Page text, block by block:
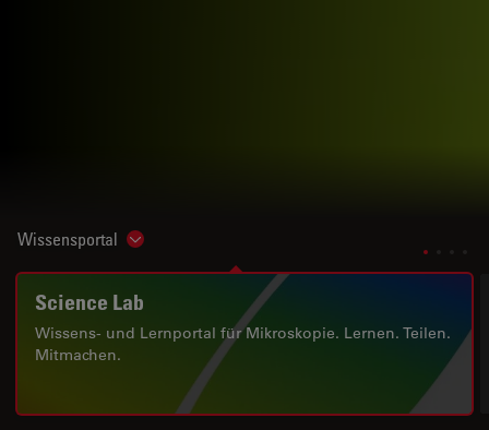
Wissensportal Show subnavigation
Science Lab
Wissens- und Lernportal für Mikroskopie. Lernen. Teilen.
Mitmachen.